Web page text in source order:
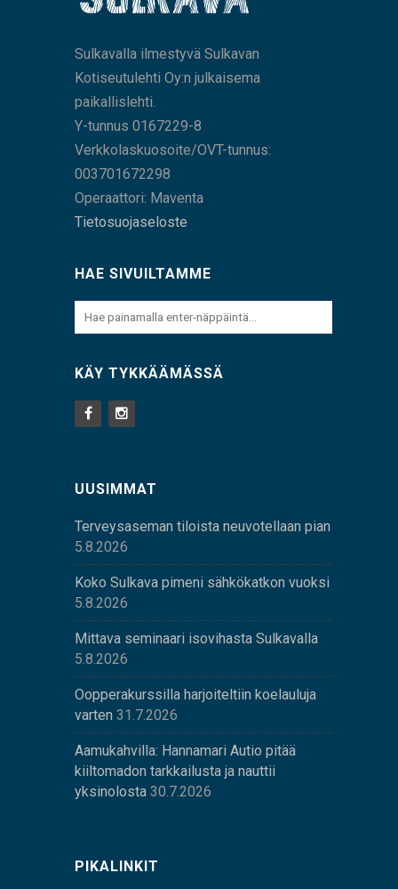
Sulkavalla ilmestyvä Sulkavan
Kotiseutulehti Oy:n julkaisema
paikallislehti.
Y-tunnus 0167229-8
Verkkolaskuosoite/OVT-tunnus:
003701672298
Operaattori: Maventa
Tietosuojaseloste
HAE SIVUILTAMME
KÄY TYKKÄÄMÄSSÄ
UUSIMMAT
Terveysaseman tiloista neuvotellaan pian
5.8.2026
Koko Sulkava pimeni sähkökatkon vuoksi
5.8.2026
Mittava seminaari isovihasta Sulkavalla
5.8.2026
Oopperakurssilla harjoiteltiin koelauluja
varten 31.7.2026
Aamukahvilla: Hannamari Autio pitää
kiiltomadon tarkkailusta ja nauttii
yksinolosta 30.7.2026
PIKALINKIT